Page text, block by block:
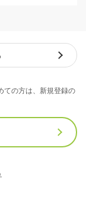
ての方は、新規登録の